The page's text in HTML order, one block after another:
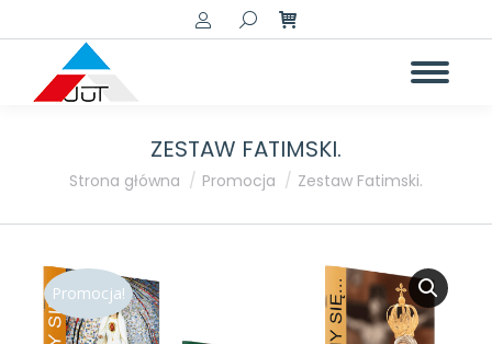
Szukaj:
ZESTAW FATIMSKI.
Jesteś tutaj:
Strona główna Promocja Zestaw Fatimski.
Promocja!